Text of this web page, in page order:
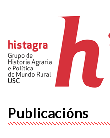
Publicacións